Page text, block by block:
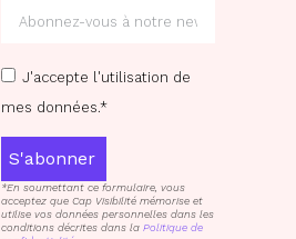
J'accepte l'utilisation de
mes données.*
S'abonner
*En soumettant ce formulaire, vous
acceptez que Cap Visibilité mémorise et
utilise vos données personnelles dans les
conditions décrites dans la Politique de